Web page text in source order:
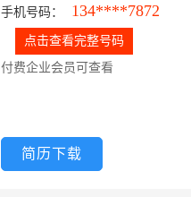
手机号码： 134****7872
点击查看完整号码
付费企业会员可查看
简历下载